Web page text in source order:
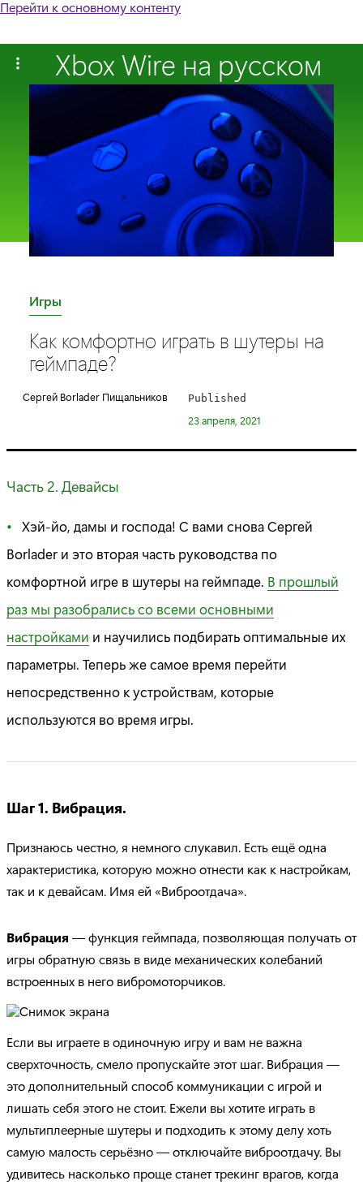
Перейти к основному контенту
Xbox Wire на русском
C
t
e
y
Игры
Как комфортно играть в шутеры на
геймпаде?
Сергей Borlader Пищальников Published
23 апреля, 2021
Часть 2. Девайсы
Хэй-йо, дамы и господа! С вами снова Сергей
Borlader и это вторая часть руководства по
комфортной игре в шутеры на геймпаде. В прошлый
раз мы разобрались со всеми основными
настройками и научились подбирать оптимальные их
параметры. Теперь же самое время перейти
непосредственно к устройствам, которые
используются во время игры.
Шаг 1. Вибрация.
Признаюсь честно, я немного слукавил. Есть ещё одна
характеристика, которую можно отнести как к настройкам,
так и к девайсам. Имя ей «Виброотдача».
Вибрация — функция геймпада, позволяющая получать от
игры обратную связь в виде механических колебаний
встроенных в него вибромоторчиков.
Если вы играете в одиночную игру и вам не важна
сверхточность, смело пропускайте этот шаг. Вибрация —
это дополнительный способ коммуникации с игрой и
лишать себя этого не стоит. Ежели вы хотите играть в
мультиплеерные шутеры и подходить к этому делу хоть
самую малость серьёзно — отключайте виброотдачу. Вы
удивитесь насколько проще станет трекинг врагов, когда